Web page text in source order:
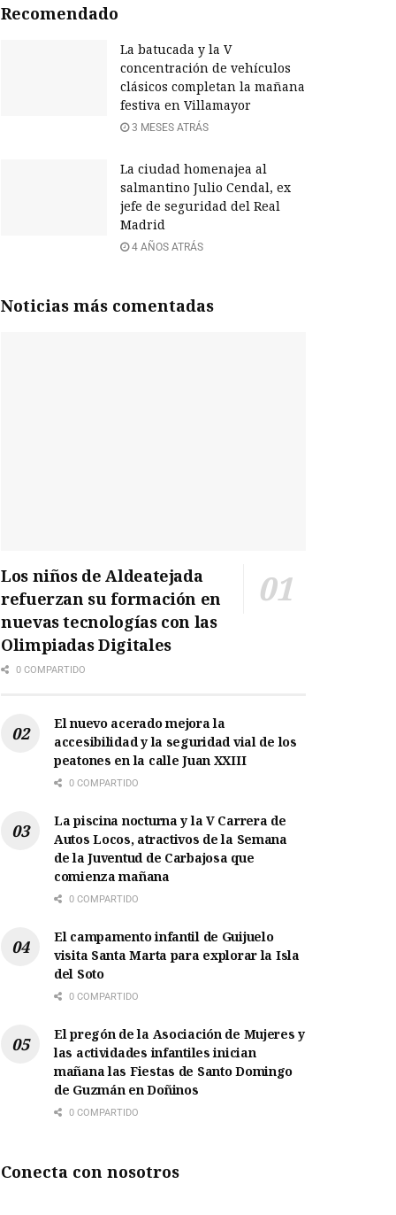
Recomendado
La batucada y la V
concentración de vehículos
clásicos completan la mañana
festiva en Villamayor
3 MESES ATRÁS
La ciudad homenajea al
salmantino Julio Cendal, ex
jefe de seguridad del Real
Madrid
4 AÑOS ATRÁS
Noticias más comentadas
Los niños de Aldeatejada
refuerzan su formación en
nuevas tecnologías con las
Olimpiadas Digitales
0 COMPARTIDO
El nuevo acerado mejora la
accesibilidad y la seguridad vial de los
peatones en la calle Juan XXIII
0 COMPARTIDO
La piscina nocturna y la V Carrera de
Autos Locos, atractivos de la Semana
de la Juventud de Carbajosa que
comienza mañana
0 COMPARTIDO
El campamento infantil de Guijuelo
visita Santa Marta para explorar la Isla
del Soto
0 COMPARTIDO
El pregón de la Asociación de Mujeres y
las actividades infantiles inician
mañana las Fiestas de Santo Domingo
de Guzmán en Doñinos
0 COMPARTIDO
Conecta con nosotros